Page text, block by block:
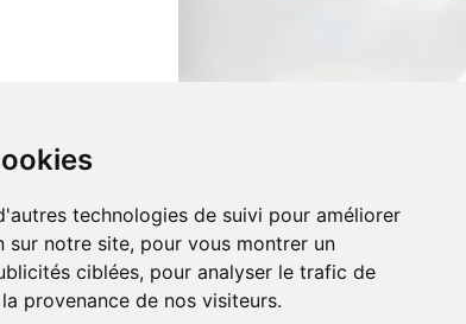
technologies de suivi pour améliorer
notre site, pour vous montrer un
ciblées, pour analyser le trafic de
provenance de nos visiteurs.